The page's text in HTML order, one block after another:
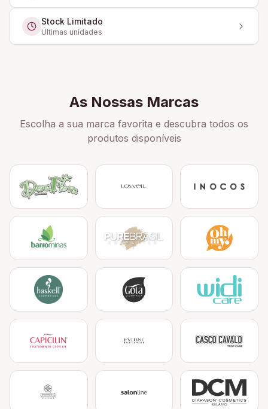
Stock Limitado
Últimas unidades
As Nossas Marcas
Escolha a sua marca favorita e descubra todos os
produtos disponíveis